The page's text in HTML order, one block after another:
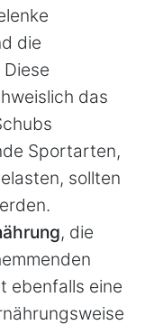
die
das
Sportarten,
sollten
, die
ebenfalls eine